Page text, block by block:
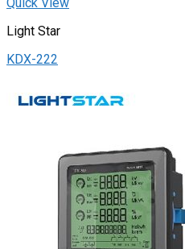
Light Star
KDX-222